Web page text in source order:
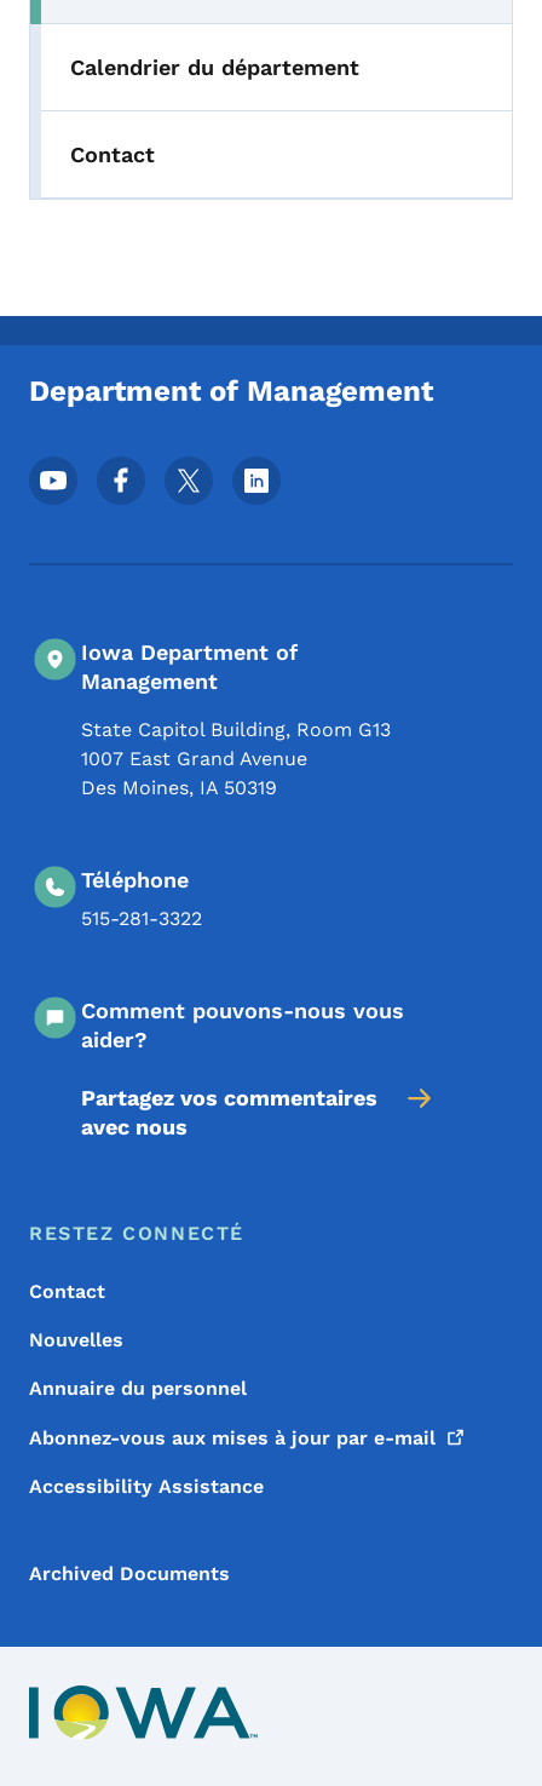
Calendrier du département
Contact
Department of Management
Menu des réseaux sociaux du pied de
Iowa Department of
Management
State Capitol Building, Room G13
1007 East Grand Avenue
Des Moines, IA 50319
Téléphone
515-281-3322
Comment pouvons-nous vous
aider?
Partagez vos commentaires
avec nous
Menu de pied de page
Footer
RESTEZ CONNECTÉ
Contact
Nouvelles
Annuaire du personnel
Abonnez-vous aux mises à jour par e-mail
Accessibility Assistance
Archived Documents